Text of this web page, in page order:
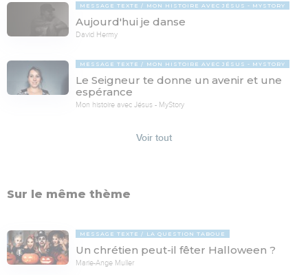
MESSAGE TEXTE MON HISTOIRE AVEC JÉSUS - MYSTORY
Aujourd'hui je danse
David Hermy
MESSAGE TEXTE MON HISTOIRE AVEC JÉSUS - MYSTORY
Le Seigneur te donne un avenir et une
espérance
Mon histoire avec Jésus - MyStory
Voir tout
Sur le même thème
MESSAGE TEXTE LA QUESTION TABOUE
Un chrétien peut-il fêter Halloween ?
Marie-Ange Muller